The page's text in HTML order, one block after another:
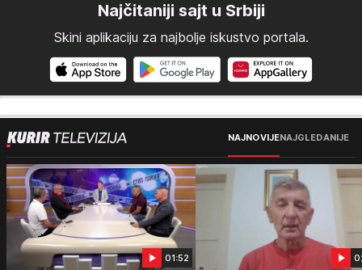
Najčitaniji sajt u Srbiji
Skini aplikaciju za najbolje iskustvo portala.
NAJNOVIJENAJGLEDANIJE
01:52